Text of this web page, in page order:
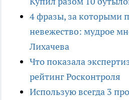
4 фразы, за которыми
невежество: мудрое
Лихачева
Что показала
рейтинг Росконтроля
Использую всегда 3